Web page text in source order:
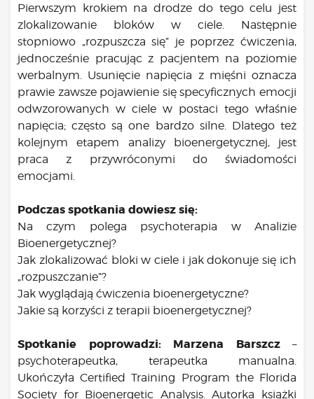
Pierwszym krokiem na drodze do tego celu jest
zlokalizowanie bloków w ciele. Następnie
stopniowo „rozpuszcza się” je poprzez ćwiczenia,
jednocześnie pracując z pacjentem na poziomie
werbalnym. Usunięcie napięcia z mięśni oznacza
prawie zawsze pojawienie się specyficznych emocji
odwzorowanych w ciele w postaci tego właśnie
napięcia; często są one bardzo silne. Dlatego też
kolejnym etapem analizy bioenergetycznej, jest
praca z przywróconymi do świadomości
emocjami.
Podczas spotkania dowiesz się:
Na czym polega psychoterapia w Analizie
Bioenergetycznej?
Jak zlokalizować bloki w ciele i jak dokonuje się ich
„rozpuszczanie”?
Jak wyglądają ćwiczenia bioenergetyczne?
Jakie są korzyści z terapii bioenergetycznej?
Spotkanie poprowadzi: Marzena Barszcz–
psychoterapeutka, terapeutka manualna.
Ukończyła Certified Training Program the Florida
Society for Bioenergetic Analysis. Autorka książki